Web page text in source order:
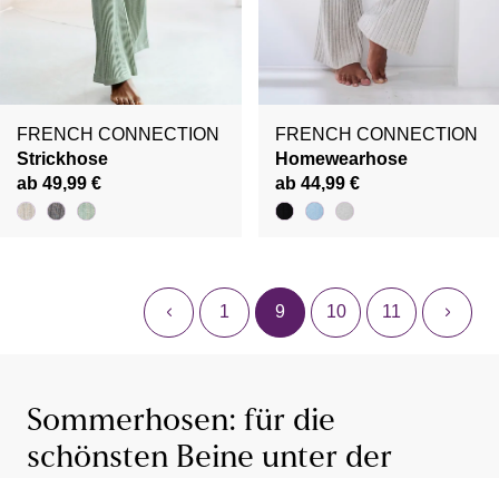
FRENCH CONNECTION
Strickhose
ab 49,99 €
FRENCH CONNECTION
Homewearhose
ab 44,99 €
1 9 10 11
Sommerhosen: für die
schönsten Beine unter der